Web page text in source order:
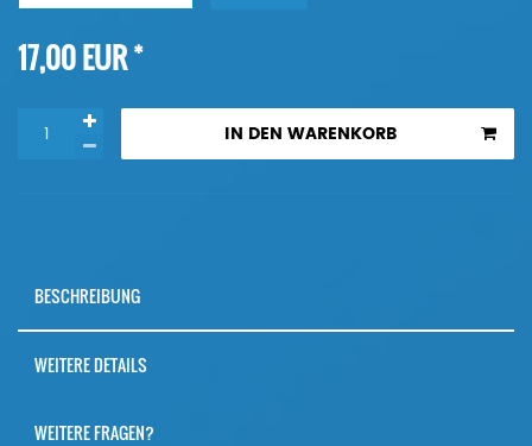
17,00 EUR*
IN DEN WARENKORB
BESCHREIBUNG
WEITERE DETAILS
WEITERE FRAGEN?